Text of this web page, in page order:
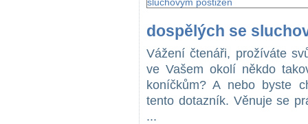
dospělých se
Vážení čtenáři, prožíváte
ve Vašem okolí někdo
koníčkům? A nebo byste
tento dotazník. Věnuje se
...